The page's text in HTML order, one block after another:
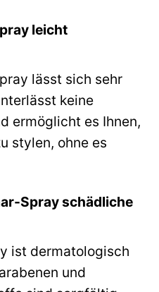
leicht
lässt sich sehr
keine
ermöglicht es Ihnen,
stylen, ohne es
Spray schädliche
ist dermatologisch
und